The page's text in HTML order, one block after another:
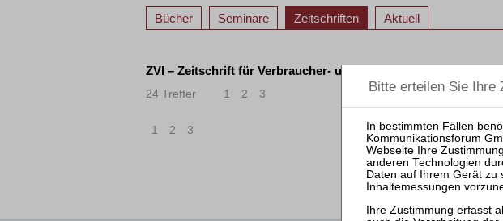
Bücher Seminare Zeitschriften Aktuell
ZVI – Zeitschrift für Verbraucher- und Privat-Insolvenzrecht
24 Treffer 1 2 3
1 2 3